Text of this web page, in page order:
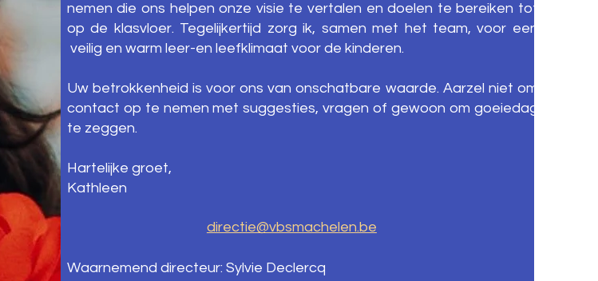
nemen die ons helpen onze visie te vertalen en doelen te bereiken tot
op de klasvloer. Tegelijkertijd zorg ik, samen met het team, voor een
veilig en warm leer-en leefklimaat voor de kinderen.
Uw betrokkenheid is voor ons van onschatbare waarde. Aarzel niet om
contact op te nemen met suggesties, vragen of gewoon om goeiedag
te zeggen.
Hartelijke groet,
Kathleen
Waarnemend directeur: Sylvie Declercq
directie@vbsmachelen.be